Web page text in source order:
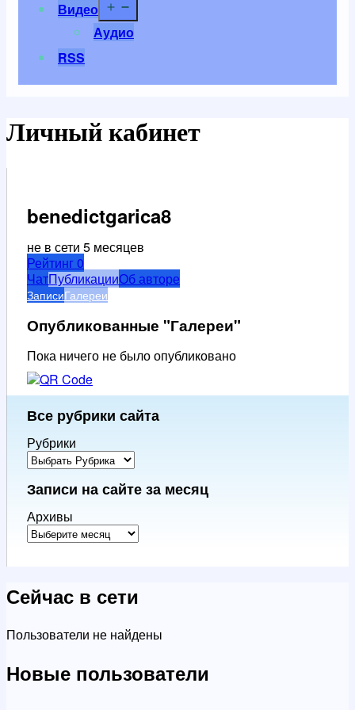
Видео
Аудио
RSS
Личный кабинет
benedictgarica8
не в сети 5 месяцев
Рейтинг0
ЧатПубликацииОб авторе
ЗаписиГалереи
Опубликованные "Галереи"
Пока ничего не было опубликовано
Все рубрики сайта
Рубрики
Записи на сайте за месяц
Архивы
Сейчас в сети
Пользователи не найдены
Новые пользователи